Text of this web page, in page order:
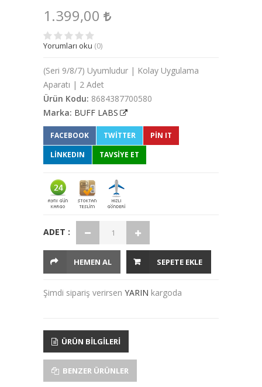
1.399,00
Yorumları oku (0)
(Seri 9/8/7) Uyumludur | Kolay Uygulama
Aparatı | 2 Adet
Ürün Kodu: 8684387700580
Marka: BUFF LABS
FACEBOOK TWITTER
PIN IT
LINKEDIN
TAVSİYE ET
ADET :
HEMEN AL SEPETE EKLE
Şimdi sipariş verirsen YARIN kargoda
ÜRÜN BILGILERI
BENZER ÜRÜNLER